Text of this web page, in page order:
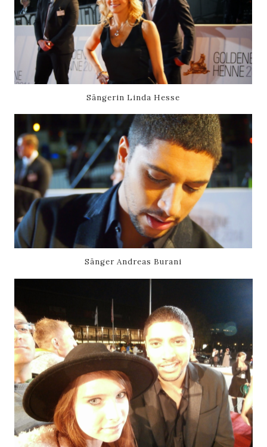
Sängerin Linda Hesse
Sänger Andreas Burani